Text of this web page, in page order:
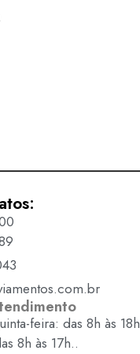
feira: das 8h às 18h
8h às 17h..